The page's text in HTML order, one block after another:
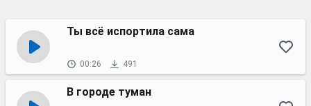
Ты всё испортила сама
00:26 491
В городе туман